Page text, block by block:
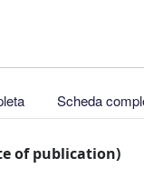
Scheda
of publication)